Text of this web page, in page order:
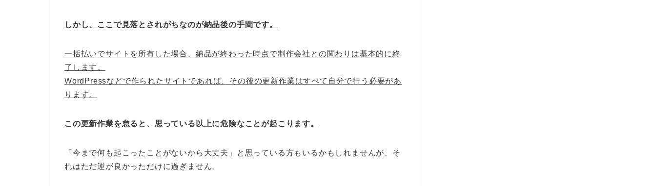
しかし、ここで見落とされがちなのが納品後の手間です。
一括払いでサイトを所有した場合、納品が終わった時点で制作会社との関わりは基本的に終
了します。
WordPressなどで作られたサイトであれば、その後の更新作業はすべて自分で行う必要があ
ります。
この更新作業を怠ると、思っている以上に危険なことが起こります。
「今まで何も起こったことがないから大丈夫」と思っている方もいるかもしれませんが、そ
れはただ運が良かっただけに過ぎません。